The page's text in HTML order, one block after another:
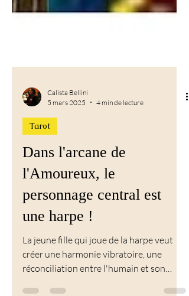
5 mars 2025
Tarot
Dans l'arcane de
l'Amoureux, le
personnage central est
une harpe !
La jeune fille qui joue de la harpe veut
créer une harmonie vibratoire, une
réconciliation entre l'humain et son